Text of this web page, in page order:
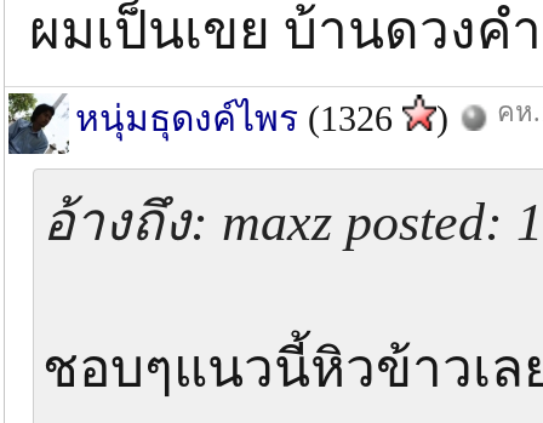
ผมเป็นเขย บ้านดวง
หนุ่มธุดงค์ไพร (1326 ) คห
อ้างถึง: maxz posted:
ชอบๆแนวนี้หิวข้าวเล